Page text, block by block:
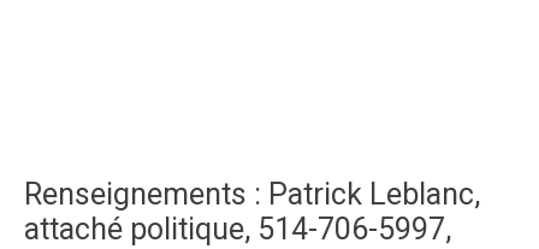
Renseignements : Patrick Leblanc,
attaché politique, 514-706-5997,